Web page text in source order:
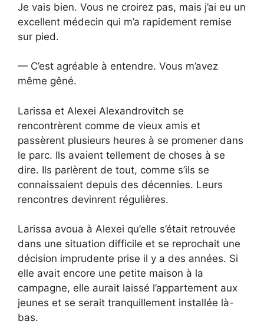
Je vais bien. Vous ne croirez pas, mais j’ai eu un
excellent médecin qui m’a rapidement remise
sur pied.
— C’est agréable à entendre. Vous m’avez
même gêné.
Larissa et Alexei Alexandrovitch se
rencontrèrent comme de vieux amis et
passèrent plusieurs heures à se promener dans
le parc. Ils avaient tellement de choses à se
dire. Ils parlèrent de tout, comme s’ils se
connaissaient depuis des décennies. Leurs
rencontres devinrent régulières.
Larissa avoua à Alexei qu’elle s’était retrouvée
dans une situation difficile et se reprochait une
décision imprudente prise il y a des années. Si
elle avait encore une petite maison à la
campagne, elle aurait laissé l’appartement aux
jeunes et se serait tranquillement installée là-
bas.